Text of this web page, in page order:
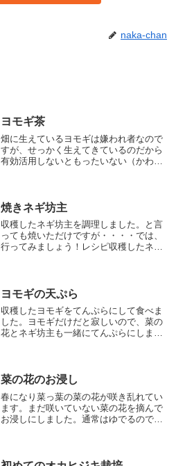
naka-chan
ヨモギ茶
畑に生えているヨモギは嫌われ者なので
すが、せっかく生えてきているのだから
有効活用しないともったいない（かわい
した。
焼きネギ坊主
収穫したネギ坊主を調理しました。と言
っても焼いただけですが・・・・では、
行ってみましょう！レシピ収穫したネギ
はい、出来上がり！ めちゃ...
ヨモギの天ぷら
収穫したヨモギをてんぷらにして食べま
した。ヨモギだけだと寂しいので、菜の
花とネギ坊主も一緒にてんぷらにしまし
まずは食材を準備します...
菜の花のお浸し
春になり菜っ葉の菜の花が咲き乱れてい
ます。まだ咲いていない菜の花を摘んで
お浸しにしました。通常はゆでるのです